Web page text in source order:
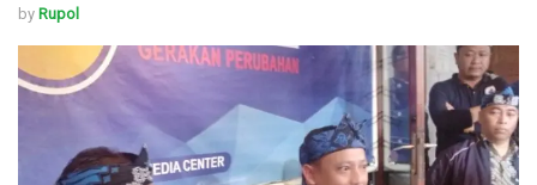
by Rupol